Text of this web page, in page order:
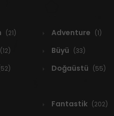
(21) Adventure (1)
(12) Büyü (33)
Doğaüstü (55)
Fantastik (202)